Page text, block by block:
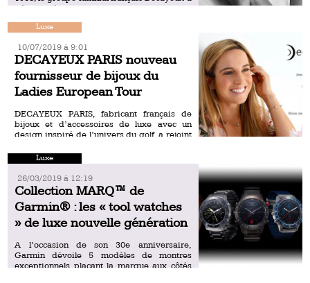
développé son savoir-faire dans l’industrie
Luxe
10/07/2019 á 9:01
DECAYEUX PARIS nouveau
fournisseur de bijoux du
Ladies European Tour
DECAYEUX PARIS, fabricant français de
bijoux et d’accessoires de luxe avec un
design inspiré de l’univers du golf, a rejoint
Tour. Les joueuses […]
Luxe
26/03/2019 á 12:19
Collection MARQ™ de
Garmin® : les « tool watches
» de luxe nouvelle génération
A l’occasion de son 30e anniversaire,
Garmin dévoile 5 modèles de montres
exceptionnels plaçant la marque aux côtés